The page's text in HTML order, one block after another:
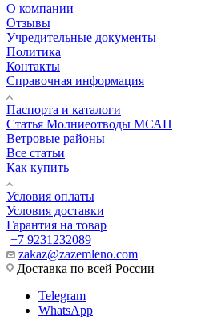
О компании
Отзывы
Учредительные документы
Политика
Контакты
Справочная информация
Паспорта и каталоги
Статья Молниеотводы МСАП
Ветровые районы
Все статьи
Как купить
Условия оплаты
Условия доставки
Гарантия на товар
+7 9231232089
zakaz@zazemleno.com
Доставка по всей России
Telegram
WhatsApp